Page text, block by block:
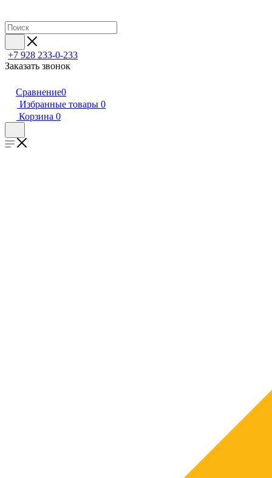
+7 928 233-0-233
Заказать звонок
Сравнение0
Избранные товары 0
Корзина 0